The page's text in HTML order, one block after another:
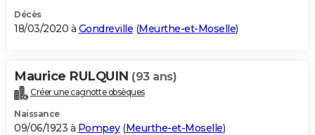
Décès
18/03/2020 à Gondreville (Meurthe-et-Moselle)
Maurice RULQUIN (93 ans)
Créer une cagnotte obsèques
Naissance
09/06/1923 à Pompey(Meurthe-et-Moselle)